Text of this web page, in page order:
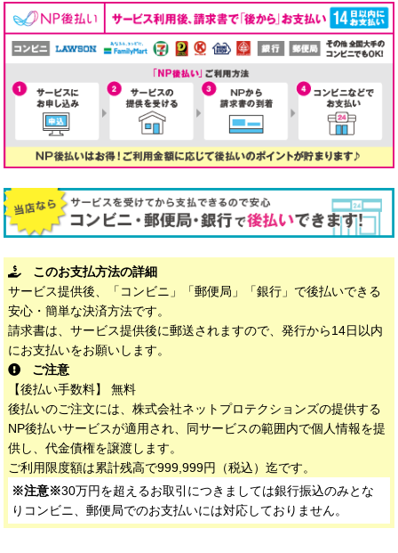
このお支払方法の詳細
サービス提供後、「コンビニ」「郵便局」「銀行」で後払いできる
安心・簡単な決済方法です。
請求書は、サービス提供後に郵送されますので、発行から14日以内
にお支払いをお願いします。
ご注意
【後払い手数料】 無料
後払いのご注文には、株式会社ネットプロテクションズの提供する
NP後払いサービスが適用され、同サービスの範囲内で個人情報を提
供し、代金債権を譲渡します。
ご利用限度額は累計残高で999,999円（税込）迄です。
※注意※30万円を超えるお取引につきましては銀行振込のみとな
りコンビニ、郵便局でのお支払いには対応しておりません。